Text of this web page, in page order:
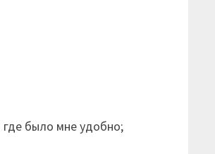
где было мне удобно;